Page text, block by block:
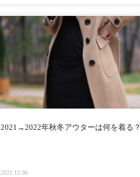
2021→2022年秋冬アウターは何を着る？
2021.12.06